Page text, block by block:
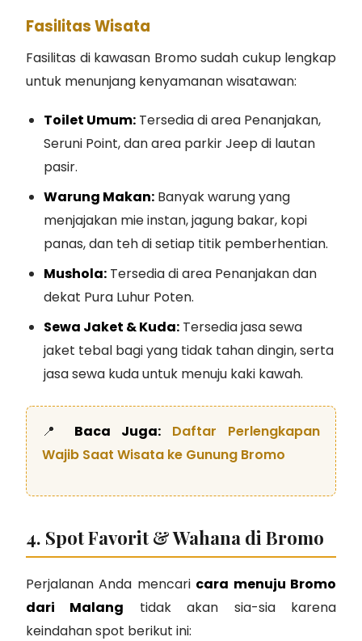
Fasilitas Wisata
Fasilitas di kawasan Bromo sudah cukup lengkap
untuk menunjang kenyamanan wisatawan:
Toilet Umum: Tersedia di area Penanjakan,
Seruni Point, dan area parkir Jeep di lautan
pasir.
Warung Makan: Banyak warung yang
menjajakan mie instan, jagung bakar, kopi
panas, dan teh di setiap titik pemberhentian.
Mushola: Tersedia di area Penanjakan dan
dekat Pura Luhur Poten.
Sewa Jaket & Kuda: Tersedia jasa sewa
jaket tebal bagi yang tidak tahan dingin, serta
jasa sewa kuda untuk menuju kaki kawah.
📍 Baca Juga:
Daftar Perlengkapan
Wajib Saat Wisata ke Gunung Bromo
4. Spot Favorit & Wahana di Bromo
Perjalanan Anda mencari cara menuju Bromo
dari Malang tidak akan sia-sia karena
keindahan spot berikut ini: